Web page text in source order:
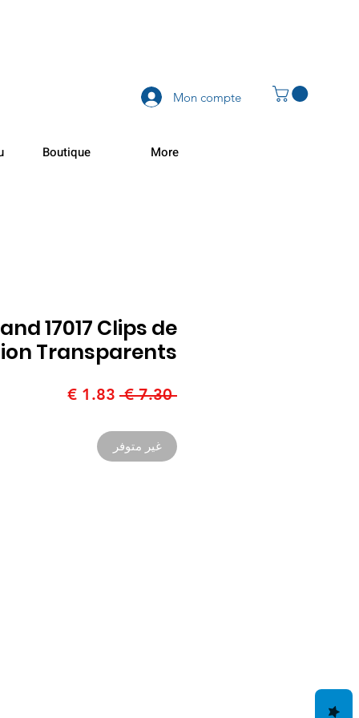
Mon compte
Boutique More
17017 Clips de
Transparents
‏7.30 €
سعر
سعر
غير متوفر